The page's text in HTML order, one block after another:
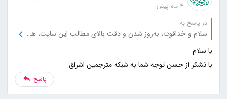
4 ماه پیش
در پاسخ به:
سلام و خداقوت، به‌روز شدن و دقت بالای مطالب این سایت، همیشه باعث رضایت من می‌شود، از این جهت بسیار سپاسگزارم.
با تشکر از حسن توجه شما به شبکه مترجمین اشراق
پاسخ